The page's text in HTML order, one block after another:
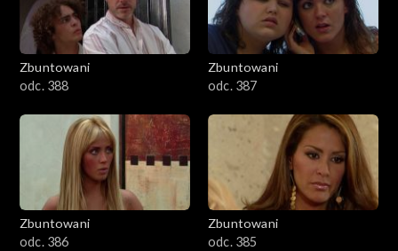
Zbuntowani
odc. 388
Zbuntowani
odc. 387
Zbuntowani
odc. 386
Zbuntowani
odc. 385